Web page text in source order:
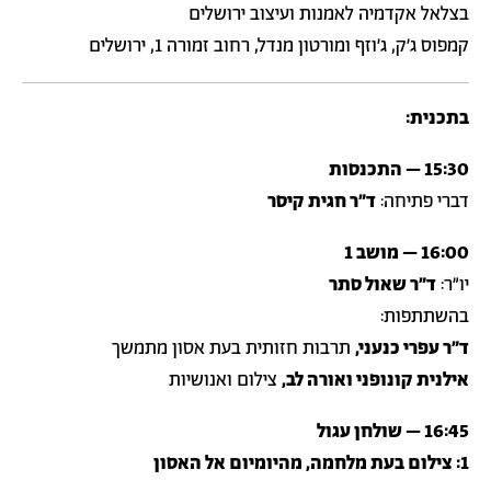
בצלאל אקדמיה לאמנות ועיצוב ירושלים
קמפוס ג׳ק, ג׳וזף ומורטון מנדל, רחוב זמורה 1, ירושלים
בתכנית:
15:30 – התכנסות
דברי פתיחה:ד״ר חגית קיסר
16:00 – מושב 1
יו״ר:ד״ר שאול סתר
בהשתתפות:
ד״ר עפרי כנעני, תרבות חזותית בעת אסון מתמשך
אילנית קונופני ואורה לב, צילום ואנושיות
16:45 – שולחן עגול
1: צילום בעת מלחמה, מהיומיום אל האסון